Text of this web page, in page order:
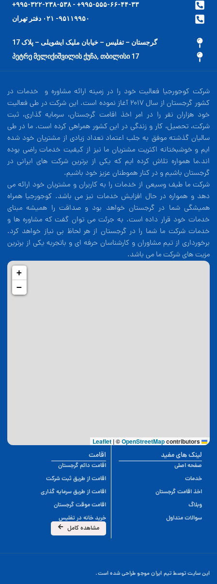
۹۹۵-۵۵۵-۶۶-۴۴-۳۳+ - ۹۹۵-۳۲۲-۲۳۸-۵۳۸+
۹۵۱۱۹۹۵۰- ۰۲۱ دفتر تهران
گرجستان – تفلیس – خیابان ملیک ایشویلی – پلاک 17
17 პეტრე მელიქიშვილის ქუჩა, თბილისი
شرکت کوجورجیا فعالیت خود را در زمینه ارائه مشاوره و خدمات در
کشور گرجستان از سال 2017 آغاز نموده است. این شرکت در طی فعالیت
خود هزاران نفر را در امر اخذ اقامت گرجستان، سرمایه گذاری، ثبت
شرکت، تحصیل، کار و زندگی در این کشور همراهی کرده است. ما در طی
سالیان گذشته موفق به جلب اعتماد تعداد زیادی از مشتریان خود شده
ایم و خوشبختانه اکثریت مشتریان ما نیز از کیفیت خدمات راضی بوده
اند.ما همواره تلاش کرده ایم که یکی از برترین شرکت های ایرانی در
گرجستان باشیم و در کنار هموطنان عزیز خود باشیم.
شرکت ما طیف وسیعی از خدمات را به کاربران و مشتریان خود ارائه می
دهد و همواره در حال افزایش خدمات نیز می باشد. کوجورجیا همراه
همیشگی شما در گرجستان خواهد بود و صداقت را همیشه مبنای
خدمات خود قرار داده است. به جرئت می توان گفت که مشاوره ها و
خدمات شرکت ما شما را در گرجستان از هر لحاظ بی نیاز خواهد کرد.
برخورداری از تیم مشاوران و کارشناسان حرفه ای و باتجربه یکی از برترین
مزیت های شرکت ما می باشد.
+
−
Leaflet
|©OpenStreetMapcontributors
اقامت
اقامت دائم گرجستان
اقامت از طریق ثبت شرکت
اقامت از طریق سرمایه گذاری
اقامت موقت گرجستان
خرید خانه در تفلیس
مشاهده کامل
لینک های مفید
صفحه اصلی
خدمات
اخذ اقامت گرجستان
وبلاگ
سوالات متداول
این سایت توسط تیم ایران موجو طراحی شده است.